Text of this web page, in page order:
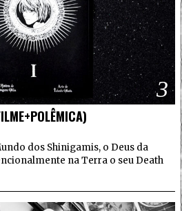
3
dos Shinigamis, o Deus da
na Terra o seu Death